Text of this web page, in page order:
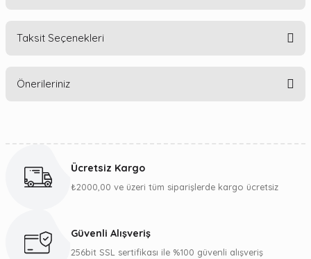
Taksit Seçenekleri
Önerileriniz
Görüş ve önerileriniz için teşekkür ederiz.
Ürün bilgilerinde hatalar bulunuyor.
Ücretsiz Kargo
₺2000,00 ve üzeri tüm siparişlerde kargo ücretsiz
Güvenli Alışveriş
256bit SSL sertifikası ile %100 güvenli alışveriş